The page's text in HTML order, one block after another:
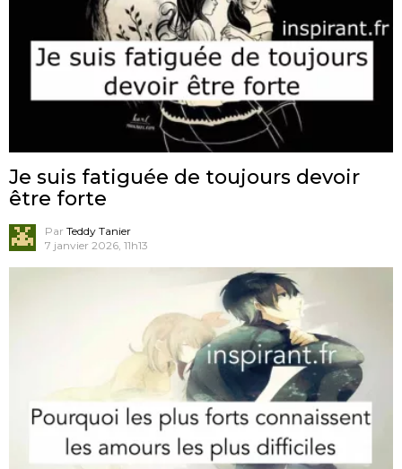
Je suis fatiguée de toujours devoir
être forte
Par Teddy Tanier
7 janvier 2026, 11h13